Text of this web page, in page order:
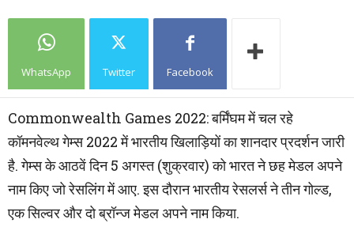
WhatsApp Twitter Facebook
Commonwealth Games 2022: बर्मिंघम में चल रहे
कॉमनवेल्थ गेम्स 2022 में भारतीय खिलाड़ियों का शानदार प्रदर्शन जारी
है. गेम्स के आठवें दिन 5 अगस्त (शुक्रवार) को भारत ने छह मेडल अपने
नाम किए जो रेसलिंग में आए. इस दौरान भारतीय रेसलर्स ने तीन गोल्ड,
एक सिल्वर और दो ब्रॉन्ज मेडल अपने नाम किया.